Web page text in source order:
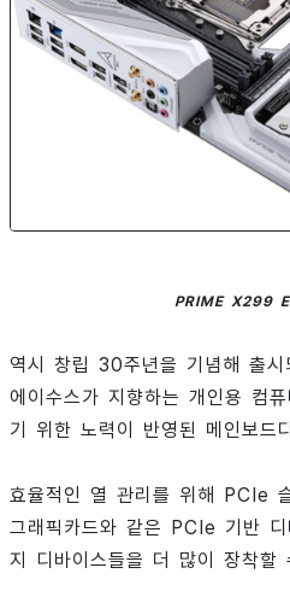
PRIME X299
역시 창립 30주년을 기념해 출
에이수스가 지향하는 개인용 컴
기 위한 노력이 반영된 메인보드
효율적인 열 관리를 위해 PCIe
그래픽카드와 같은 PCIe 기반
지 디바이스들을 더 많이 장착할